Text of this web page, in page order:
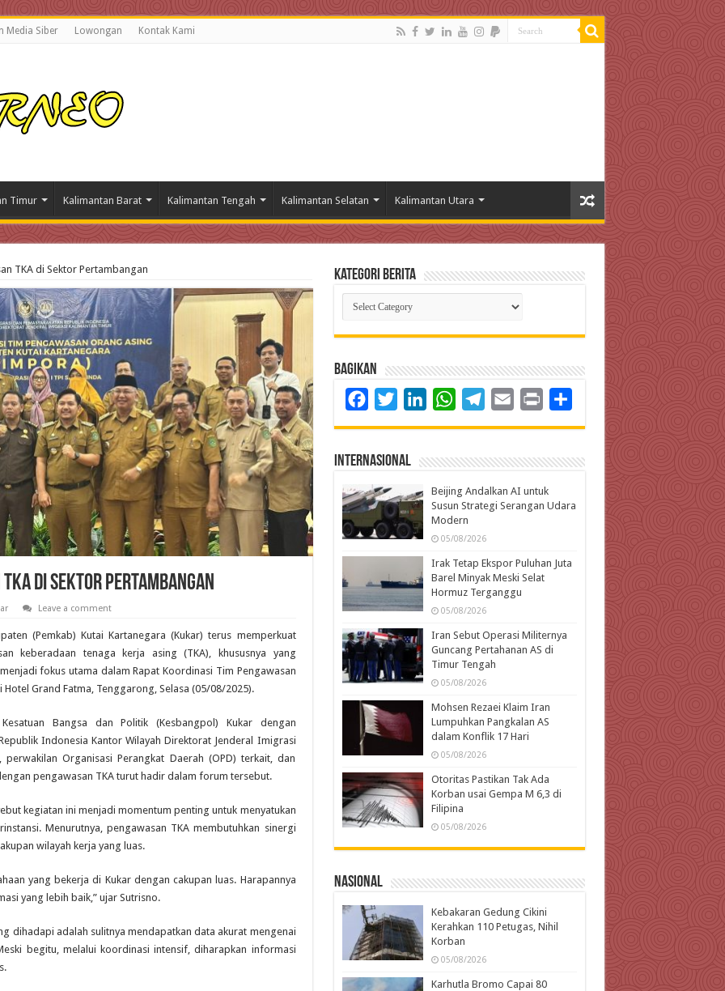
Media Siber Lowongan Kontak Kami
Timur Kalimantan Barat Kalimantan Tengah Kalimantan Selatan Kalimantan Utara
TKA di Sektor Pertambangan
di Sektor Pertambangan
Leave a comment
(Pemkab) Kutai Kartanegara (Kukar) terus memperkuat
keberadaan tenaga kerja asing (TKA), khususnya yang
fokus utama dalam Rapat Koordinasi Tim Pengawasan
Grand Fatma, Tenggarong, Selasa (05/08/2025).
Bangsa dan Politik (Kesbangpol) Kukar dengan
Indonesia Kantor Wilayah Direktorat Jenderal Imigrasi
perwakilan Organisasi Perangkat Daerah (OPD) terkait, dan
pengawasan TKA turut hadir dalam forum tersebut.
kegiatan ini menjadi momentum penting untuk menyatukan
Menurutnya, pengawasan TKA membutuhkan sinergi
wilayah kerja yang luas.
yang bekerja di Kukar dengan cakupan luas. Harapannya
yang lebih baik,” ujar Sutrisno.
dihadapi adalah sulitnya mendapatkan data akurat mengenai
begitu, melalui koordinasi intensif, diharapkan informasi
Kategori Berita
Kategori
Berita
Bagikan
FacebookTwitterLinkedInWhatsAppTelegram
Email Print
Internasional
Beijing Andalkan AI untuk
Susun Strategi Serangan Udara
Modern
05/08/2026
Irak Tetap Ekspor Puluhan Juta
Barel Minyak Meski Selat
Hormuz Terganggu
05/08/2026
Iran Sebut Operasi Militernya
Guncang Pertahanan AS di
Timur Tengah
05/08/2026
Mohsen Rezaei Klaim Iran
Lumpuhkan Pangkalan AS
dalam Konflik 17 Hari
05/08/2026
Otoritas Pastikan Tak Ada
Korban usai Gempa M 6,3 di
Filipina
05/08/2026
Nasional
Kebakaran Gedung Cikini
Kerahkan 110 Petugas, Nihil
Korban
05/08/2026
Karhutla Bromo Capai 80